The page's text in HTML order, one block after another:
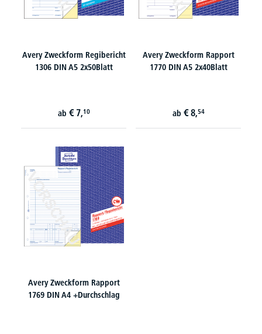
Avery Zweckform Regibericht
1306 DIN A5 2x50Blatt
ab € 7,10
Avery Zweckform Rapport
1770 DIN A5 2x40Blatt
ab € 8,54
Avery Zweckform Rapport
1769 DIN A4 +Durchschlag